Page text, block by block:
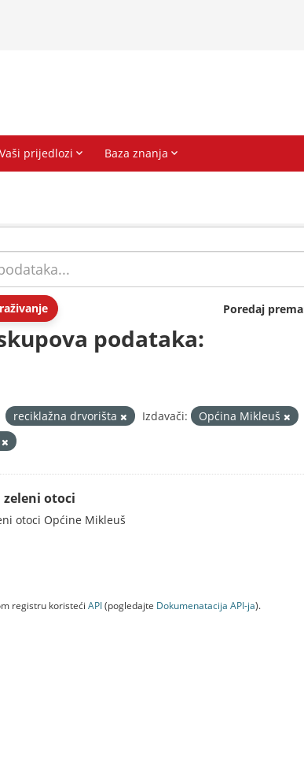
Poredaj prema
podataka:
reciklažna drvorišta Izdavači: Općina Mikleuš
otoci
otoci Općine Mikleuš
registru koristeći API(pogledajte Dokumenаtаcijа API-jа).